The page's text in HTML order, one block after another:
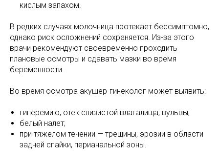
кислым запахом.
В редких случаях молочница протекает бессимптомно,
однако риск осложнений сохраняется. Из-за этого
врачи рекомендуют своевременно проходить
плановые осмотры и сдавать мазки во время
беременности.
Во время осмотра акушер-гинеколог может выявить:
гиперемию, отек слизистой влагалища, вульвы;
белый налет;
при тяжелом течении — трещины, эрозии в области
задней спайки, перианальной зоны.